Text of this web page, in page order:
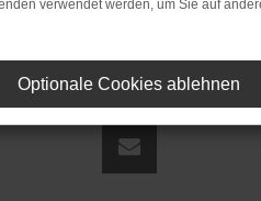
|Webdesign by audaris.de
verwendet werden, um Sie auf
Optionale Cookies ablehnen